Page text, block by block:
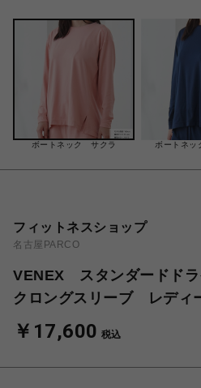
ボートネック サクラ ボートネ
フィットネスショップ
名古屋PARCO
VENEX スタンダードド
クロングスリーブ レディ
￥17,600 税込